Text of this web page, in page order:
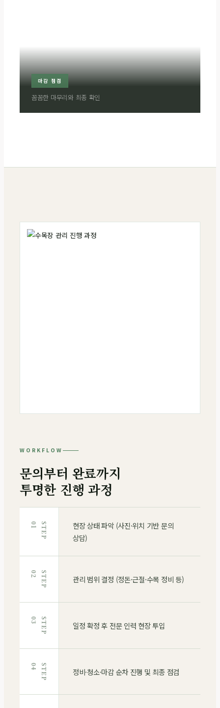
마감 점검
꼼꼼한 마무리와 최종 확인
WORKFLOW
문의부터 완료까지
투명한 진행 과정
S
T
E
P
0
1
현장 상태 파악 (사진·위치 기반 문의
상담)
S
T
E
P
0
2 관리 범위 결정 (정돈·근절·수목 정비 등)
S
T
E
P
0
3 일정 확정 후 전문 인력 현장 투입
S
T
E
P
0
4 정비·청소·마감 순차 진행 및 최종 점검